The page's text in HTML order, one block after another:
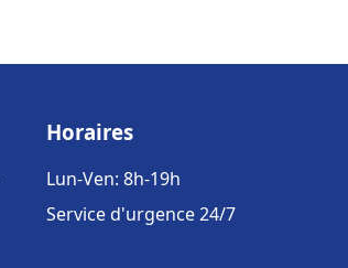
Horaires
Lun-Ven: 8h-19h
Service d'urgence 24/7